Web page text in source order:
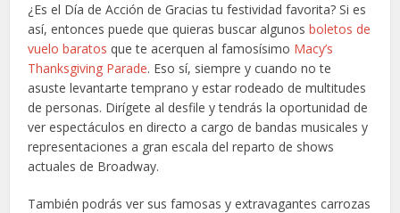
¿Es el Día de Acción de Gracias tu festividad favorita? Si es
así, entonces puede que quieras buscar algunosboletos de
vuelo baratos que te acerquen al famosísimo Macy’s
Thanksgiving Parade. Eso sí, siempre y cuando no te
asuste levantarte temprano y estar rodeado de multitudes
de personas. Dirígete al desfile y tendrás la oportunidad de
ver espectáculos en directo a cargo de bandas musicales y
representaciones a gran escala del reparto de shows
actuales de Broadway.
También podrás ver sus famosas y extravagantes carrozas